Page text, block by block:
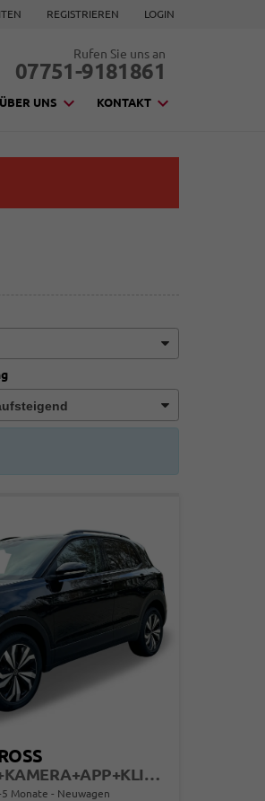
REGISTRIEREN LOGIN
Rufen Sie uns an
07751-9181861
ÜBER UNS KONTAKT
LIMITED (LIFE+) ACC+KAMERA+APP+KLIMA+LED+17'' ALU
Monate Neuwagen